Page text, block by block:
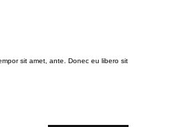
sit amet, ante. Donec eu libero sit